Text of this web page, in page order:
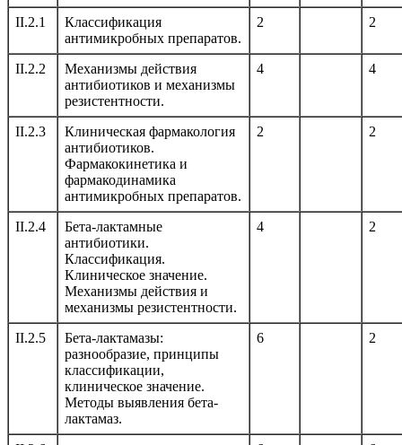
II.2.1
Классификация
антимикробных препаратов.
2 2
II.2.2
Механизмы действия
антибиотиков и механизмы
резистентности.
4 4
II.2.3
Клиническая фармакология
антибиотиков.
Фармакокинетика и
фармакодинамика
антимикробных препаратов.
2 2
II.2.4
Бета-лактамные
антибиотики.
Классификация.
Клиническое значение.
Механизмы действия и
механизмы резистентности.
4 2
II.2.5
Бета-лактамазы:
разнообразие, принципы
классификации,
клиническое значение.
Методы выявления бета-
лактамаз.
6 2